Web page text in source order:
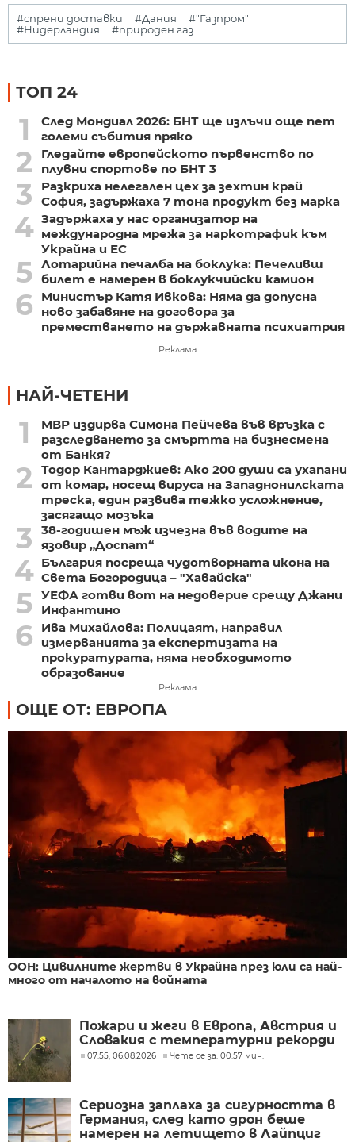
#спрени доставки #Дания
#"Газпром"
#Нидерландия
#природен газ
ТОП 24
1
След Мондиал 2026: БНТ ще излъчи още пет
големи събития пряко
2
Гледайте европейското първенство по
плувни спортове по БНТ 3
3
Разкриха нелегален цех за зехтин край
София, задържаха 7 тона продукт без марка
4 Задържаха у нас организатор на
международна мрежа за наркотрафик към
Украйна и ЕС
5 Лотарийна печалба на боклука: Печеливш
билет е намерен в боклукчийски камион
6
Министър Катя Ивкова: Няма да допусна
ново забавяне на договора за
преместването на държавната психиатрия
Реклама
НАЙ-ЧЕТЕНИ
1
МВР издирва Симона Пейчева във връзка с
разследването за смъртта на бизнесмена
от Банкя?
2
Тодор Кантарджиев: Ако 200 души са ухапани
от комар, носещ вируса на Западнонилската
треска, един развива тежко усложнение,
засягащо мозъка
3
38-годишен мъж изчезна във водите на
язовир „Доспат“
4 България посреща чудотворната икона на
Света Богородица – "Хавайска"
5 УЕФА готви вот на недоверие срещу Джани
Инфантино
6
Ива Михайлова: Полицаят, направил
измерванията за експертизата на
прокуратурата, няма необходимото
образование
Реклама
ОЩЕ ОТ: ЕВРОПА
ООН: Цивилните жертви в Украйна през юли са най-
много от началото на войната
Пожари и жеги в Европа, Австрия и
Словакия с температурни рекорди
07:55, 06.08.2026 Чете се за: 00:57 мин.
Сериозна заплаха за сигурността в
Германия, след като дрон беше
намерен на летището в Лайпциг